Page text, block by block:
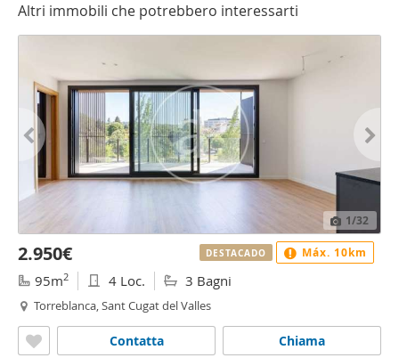
Altri immobili che potrebbero interessarti
1/32
2.950€
95m2 4 Loc. 3 Bagni
Torreblanca, Sant Cugat del Valles
Chiama
Contatta
DESTACADO Máx. 10km